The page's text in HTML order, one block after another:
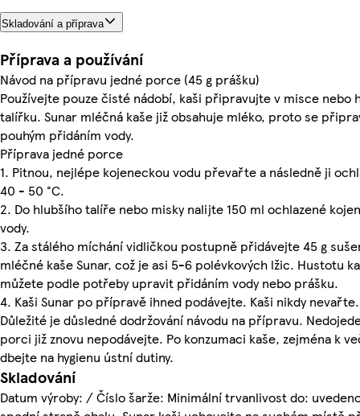
Skladování a příprava
Příprava a používání
Návod na přípravu jedné porce (45 g prášku)
Používejte pouze čisté nádobí, kaši připravujte v misce nebo
talířku. Sunar mléčná kaše již obsahuje mléko, proto se
pouhým přidáním vody.
Příprava jedné porce
1. Pitnou, nejlépe kojeneckou vodu převařte a následně ji
40 - 50 °C.
2. Do hlubšího talíře nebo misky nalijte 150 ml ochlazené
vody.
3. Za stálého míchání vidličkou postupně přidávejte 45 g
mléčné kaše Sunar, což je asi 5-6 polévkových lžic. Hustotu
můžete podle potřeby upravit přidáním vody nebo prášku.
4. Kaši Sunar po přípravě ihned podávejte. Kaši nikdy nevařte.
Důležité je důsledné dodržování návodu na přípravu.
porci již znovu nepodávejte. Po konzumaci kaše, zejména k
dbejte na hygienu ústní dutiny.
Skladování
Datum výroby: / Číslo šarže: Minimální trvanlivost do: